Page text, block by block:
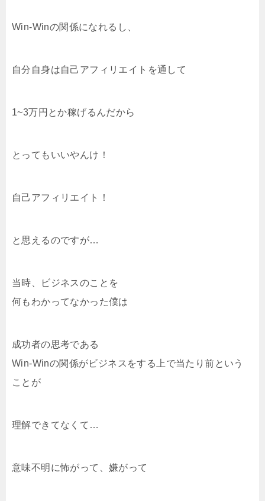
Win-Winの関係になれるし、
自分自身は自己アフィリエイトを通して
1~3万円とか稼げるんだから
とってもいいやんけ！
自己アフィリエイト！
と思えるのですが…
当時、ビジネスのことを
何もわかってなかった僕は
成功者の思考である
Win-Winの関係がビジネスをする上で当たり前という
ことが
理解できてなくて…
意味不明に怖がって、嫌がって